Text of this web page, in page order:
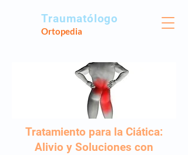
Traumatólogo
Ortopedia
Tratamiento para la Ciática:
Alivio y Soluciones con